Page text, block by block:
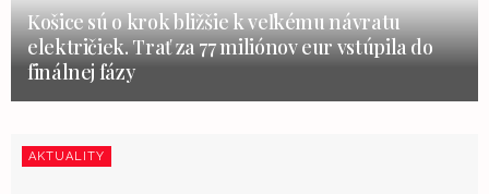
Košice sú o krok bližšie k veľkému návratu
električiek. Trať za 77 miliónov eur vstúpila do
finálnej fázy
AKTUALITY